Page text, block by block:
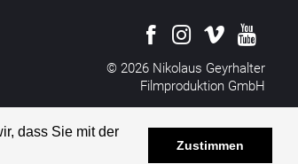
dass Sie mit der
Zustimmen
© 2026 Nikolaus Geyrhalter
Filmproduktion GmbH
Datenschutzerklärung